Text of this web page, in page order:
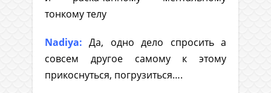
тонкому телу
Nadiya: Да, одно дело спросить а
совсем другое самому к этому
прикоснуться, погрузиться….